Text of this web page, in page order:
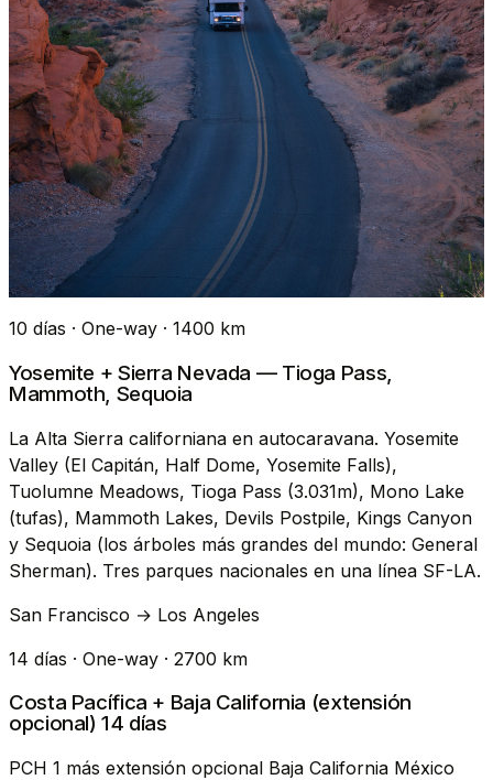
10 días · One-way · 1400 km
Yosemite + Sierra Nevada — Tioga Pass,
Mammoth, Sequoia
La Alta Sierra californiana en autocaravana. Yosemite
Valley (El Capitán, Half Dome, Yosemite Falls),
Tuolumne Meadows, Tioga Pass (3.031m), Mono Lake
(tufas), Mammoth Lakes, Devils Postpile, Kings Canyon
y Sequoia (los árboles más grandes del mundo: General
Sherman). Tres parques nacionales en una línea SF-LA.
San Francisco → Los Angeles
14 días · One-way · 2700 km
Costa Pacífica + Baja California (extensión
opcional) 14 días
PCH 1 más extensión opcional Baja California México